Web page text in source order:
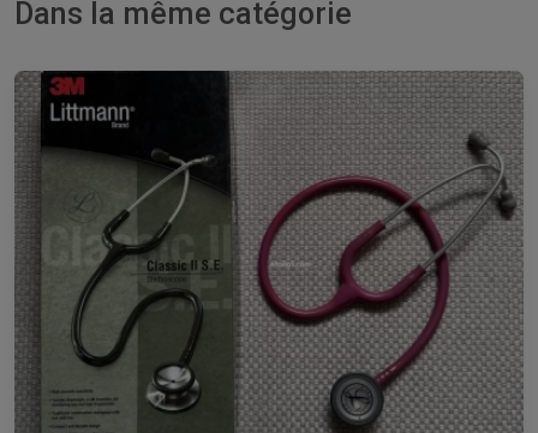
Dans la même catégorie